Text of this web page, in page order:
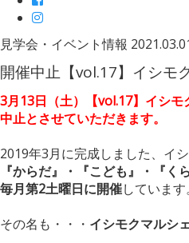
見学会・イベント情報
開催中止【vol.17】イシモ
3月13日（土）【vol.17】イシモ
中止とさせていただきます。
2019年3月に完成しました、イ
『からだ』・『こども』・『
毎月第2土曜日に開催しています。
その名も・・・ イシモクマルシ